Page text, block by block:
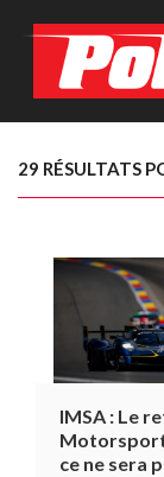
29 RÉSULTATS
IMSA : Le
Motorsport
ce ne sera